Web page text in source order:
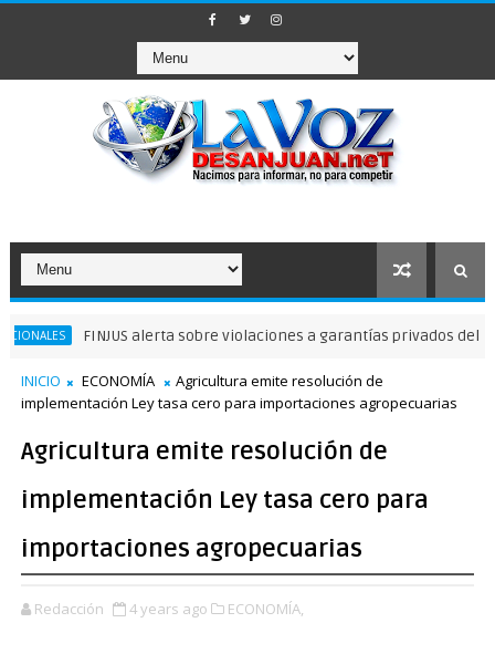
FINJUS alerta sobre violaciones a garantías privados delibertad
INICIO ECONOMÍA
Agricultura emite resolución de
implementación Ley tasa cero para importaciones agropecuarias
Agricultura emite resolución de
implementación Ley tasa cero para
importaciones agropecuarias
Redacción 4 years ago ECONOMÍA,